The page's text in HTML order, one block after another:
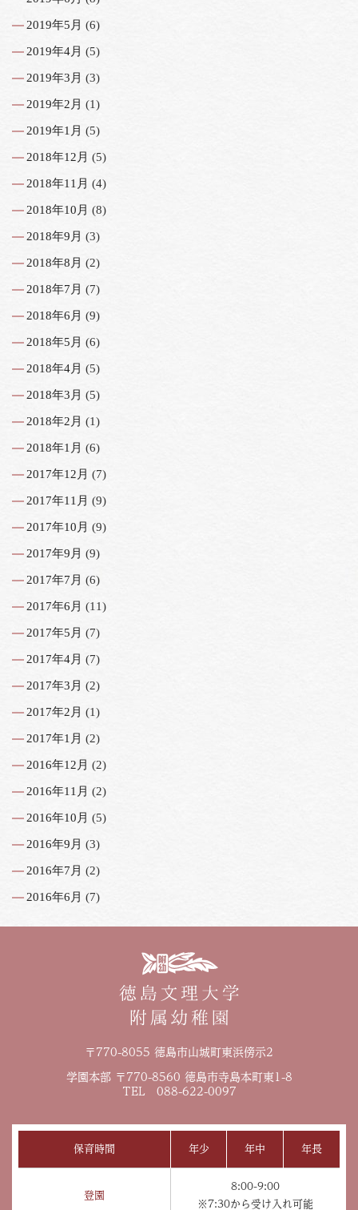
2019年5月 (6)
2019年4月 (5)
2019年3月 (3)
2019年2月 (1)
2019年1月 (5)
2018年12月 (5)
2018年11月 (4)
2018年10月 (8)
2018年9月 (3)
2018年8月 (2)
2018年7月 (7)
2018年6月 (9)
2018年5月 (6)
2018年4月 (5)
2018年3月 (5)
2018年2月 (1)
2018年1月 (6)
2017年12月 (7)
2017年11月 (9)
2017年10月 (9)
2017年9月 (9)
2017年7月 (6)
2017年6月 (11)
2017年5月 (7)
2017年4月 (7)
2017年3月 (2)
2017年2月 (1)
2017年1月 (2)
2016年12月 (2)
2016年11月 (2)
2016年10月 (5)
2016年9月 (3)
2016年7月 (2)
2016年6月 (7)
〒770-8055 徳島市山城町東浜傍示2
学園本部 〒770-8560 徳島市寺島本町東1-8
TEL 088-622-0097
保育時間 年少 年中 年長
登園
8:00-9:00
※7:30から受け入れ可能